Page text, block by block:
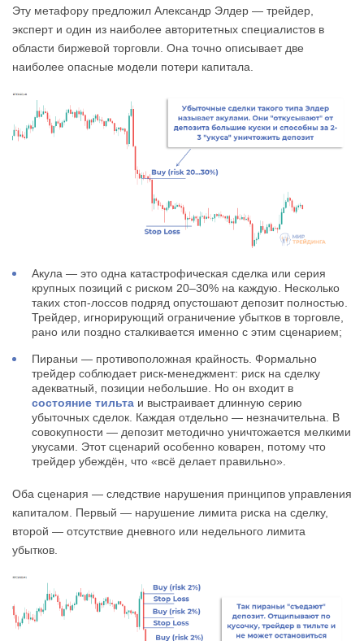
Эту метафору предложил Александр Элдер — трейдер,
эксперт и один из наиболее авторитетных специалистов в
области биржевой торговли. Она точно описывает две
наиболее опасные модели потери капитала.
Акула — это одна катастрофическая сделка или серия
крупных позиций с риском 20–30% на каждую. Несколько
таких стоп-лоссов подряд опустошают депозит полностью.
Трейдер, игнорирующий ограничение убытков в торговле,
рано или поздно сталкивается именно с этим сценарием;
Пираньи — противоположная крайность. Формально
трейдер соблюдает риск-менеджмент: риск на сделку
адекватный, позиции небольшие. Но он входит в
состояние тильта и выстраивает длинную серию
убыточных сделок. Каждая отдельно — незначительна. В
совокупности — депозит методично уничтожается мелкими
укусами. Этот сценарий особенно коварен, потому что
трейдер убеждён, что «всё делает правильно».
Оба сценария — следствие нарушения принципов управления
капиталом. Первый — нарушение лимита риска на сделку,
второй — отсутствие дневного или недельного лимита
убытков.